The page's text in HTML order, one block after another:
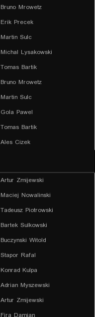
Bruno Mrowetz
Erik Precek
Martin Sulc
Michal Lysakowski
Tomas Bartik
Bruno Mrowetz
Martin Sulc
Gola Pawel
Tomas Bartik
Ales Cizek
Artur Zmijewski
Maciej Nowalinski
Tadeusz Piotrowski
Bartek Sulkowski
Buczynski Witold
Stapor Rafal
Konrad Kulpa
Adrian Myszewski
Artur Zmijewski